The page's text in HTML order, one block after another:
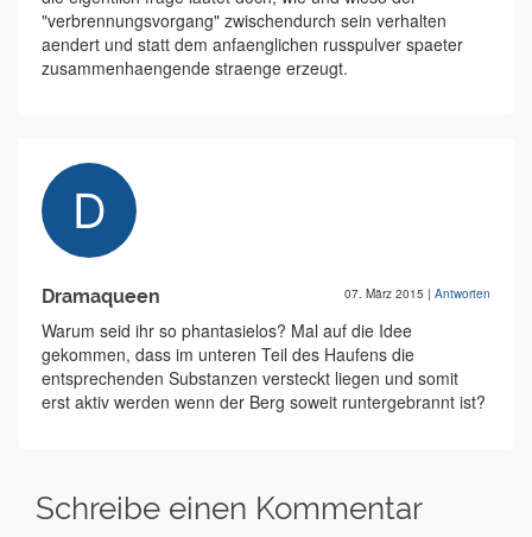
"verbrennungsvorgang" zwischendurch sein verhalten
aendert und statt dem anfaenglichen russpulver spaeter
zusammenhaengende straenge erzeugt.
Dramaqueen 07. März 2015 | Antworten
Warum seid ihr so phantasielos? Mal auf die Idee
gekommen, dass im unteren Teil des Haufens die
entsprechenden Substanzen versteckt liegen und somit
erst aktiv werden wenn der Berg soweit runtergebrannt ist?
Schreibe einen Kommentar